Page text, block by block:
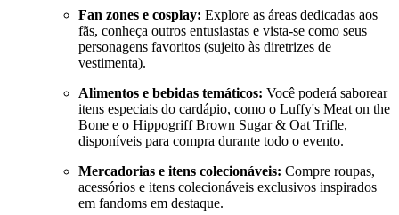
Fan zones e cosplay: Explore as áreas dedicadas aos
fãs, conheça outros entusiastas e vista-se como seus
personagens favoritos (sujeito às diretrizes de
vestimenta).
Alimentos e bebidas temáticos: Você poderá saborear
itens especiais do cardápio, como o Luffy's Meat on the
Bone e o Hippogriff Brown Sugar & Oat Trifle,
disponíveis para compra durante todo o evento.
Mercadorias e itens colecionáveis: Compre roupas,
acessórios e itens colecionáveis exclusivos inspirados
em fandoms em destaque.